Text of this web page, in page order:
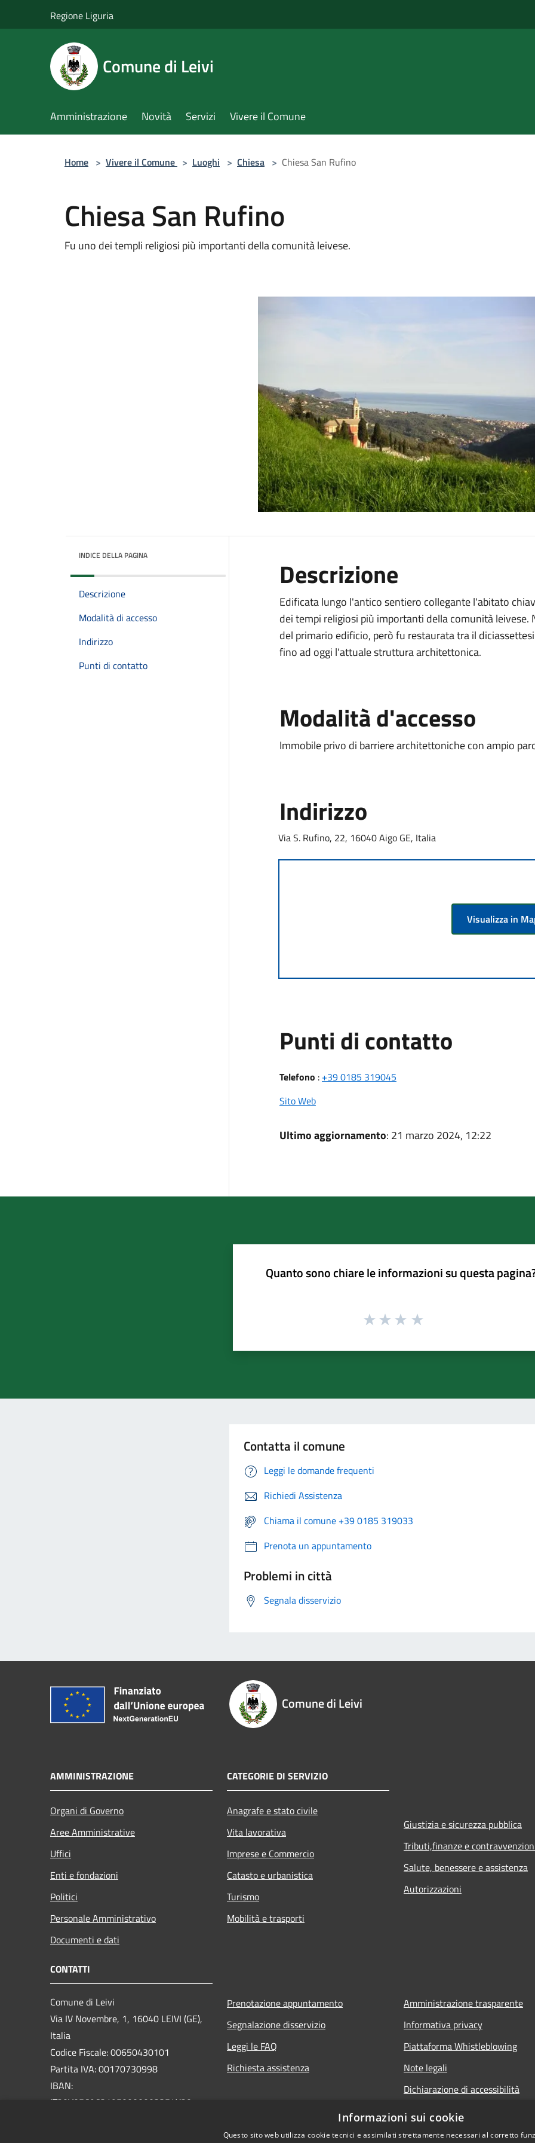
Regione Liguria
Comune di Leivi
Amministrazione Novità Servizi Vivere il Comune
Home > Vivere il Comune > Luoghi > Chiesa > Chiesa San Rufino
Chiesa San Rufino
Fu uno dei templi religiosi più importanti della comunità leivese.
INDICE DELLA PAGINA
Descrizione
Modalità di accesso
Indirizzo
Punti di contatto
Descrizione
Edificata lungo l'antico sentiero collegante l'abitato
dei tempi religiosi più importanti della comunità
del primario edificio, però fu restaurata tra il
fino ad oggi l'attuale struttura architettonica.
Modalità d'accesso
Immobile privo di barriere architettoniche con ampio
Indirizzo
Via S. Rufino, 22, 16040 Aigo GE, Italia
Visualizza in
Punti di contatto
Telefono : +39 0185 319045
Sito Web
Ultimo aggiornamento: 21 marzo 2024, 12:22
Quanto sono chiare le informazioni su questa
Contatta il comune
Leggi le domande frequenti
Richiedi Assistenza
Chiama il comune +39 0185 319033
Prenota un appuntamento
Problemi in città
Segnala disservizio
Comune di Leivi
AMMINISTRAZIONE
Organi di Governo
Aree Amministrative
Uffici
Enti e fondazioni
Politici
Personale Amministrativo
Documenti e dati
CATEGORIE DI SERVIZIO
Anagrafe e stato civile
Vita lavorativa
Imprese e Commercio
Catasto e urbanistica
Turismo
Mobilità e trasporti
Giustizia e sicurezza pubblica
Tributi,finanze e
Salute, benessere e assistenza
Autorizzazioni
CONTATTI
Comune di Leivi
Via IV Novembre, 1, 16040 LEIVI (GE),
Italia
Codice Fiscale: 00650430101
Partita IVA: 00170730998
IBAN:
IT20V0569631950000003354X20
Prenotazione appuntamento
Segnalazione disservizio
Leggi le FAQ
Richiesta assistenza
Amministrazione trasparente
Informativa privacy
Piattaforma Whistleblowing
Note legali
Dichiarazione di accessibilità
Informazioni sui cookie
Questo sito web utilizza cookie tecnici e assimilati strettamente necessari al corretto